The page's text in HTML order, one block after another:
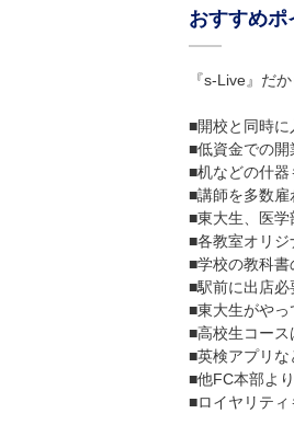
おすすめポ
『s-Live』だ
■開校と同時に
■低資金での開
■机などの什器
■講師を多数雇
■東大生、医学
■各教室オリジ
■学校の教科書
■駅前に出店必
■東大生がやっ
■高校生コース
■英検アプリな
■他FC本部よ
■ロイヤリティ